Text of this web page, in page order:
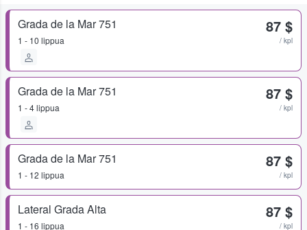
Grada de la Mar 751
1 - 10 lippua
87 $
/ kpl
Grada de la Mar 751
1 - 4 lippua
87 $
/ kpl
Grada de la Mar 751
1 - 12 lippua
87 $
/ kpl
Lateral Grada Alta
1 - 16 lippua
87 $
/ kpl